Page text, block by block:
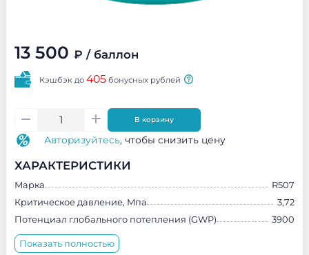
13 500 ₽ / баллон
Кэшбэк до 405 бонусных рублей
В корзину
Авторизуйтесь, чтобы снизить цену
ХАРАКТЕРИСТИКИ
Марка
R507
Критическое давление, Мпа
3,72
Потенциал глобального потепления (GWP)
3900
Показать полностью